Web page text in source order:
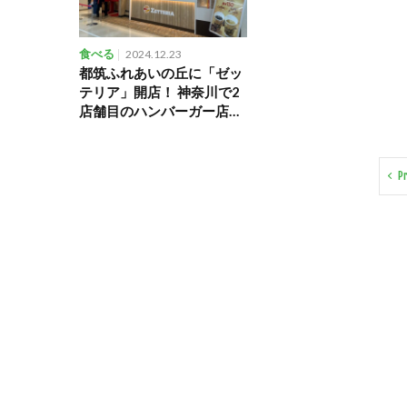
食べる 2024.12.23
都筑ふれあいの丘に「ゼッ
テリア」開店！ 神奈川で2
店舗目のハンバーガー店を